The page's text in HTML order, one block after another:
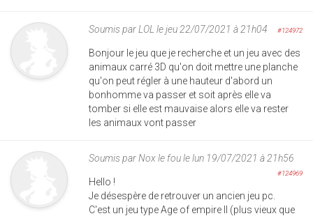
Soumis parLOL le jeu 22/07/2021 à 21h04 #124972
Bonjour le jeu que je recherche et un jeu avec des
animaux carré 3D qu'on doit mettre une planche
qu'on peut régler à une hauteur d'abord un
bonhomme va passer et soit après elle va
tomber si elle est mauvaise alors elle va rester
les animaux vont passer
Soumis parNox le foule lun 19/07/2021 à 21h56
#124969
Hello !
Je désespère de retrouver un ancien jeu pc.
C'est un jeu type Age of empire II (plus vieux que